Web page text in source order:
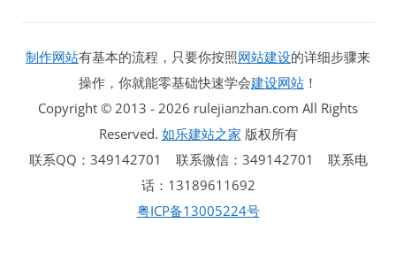
制作网站有基本的流程，只要你按照网站建设的详细步骤来
操作，你就能零基础快速学会建设网站 ！
Copyright © 2013 - 2026 rulejianzhan.com All Rights
Reserved. 如乐建站之家 版权所有
联系QQ：349142701 联系微信：349142701 联系电
话：13189611692
粤ICP备13005224号